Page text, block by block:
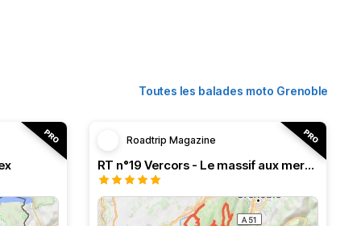
Toutes les balades moto Grenoble
Roadtrip Magazine
RT n°19 Vercors - Le massif aux merveilles.